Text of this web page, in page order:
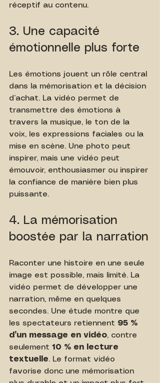
réceptif au contenu.
3. Une capacité
émotionnelle plus forte
Les émotions jouent un rôle central
dans la mémorisation et la décision
d’achat. La vidéo permet de
transmettre des émotions à
travers la musique, le ton de la
voix, les expressions faciales ou la
mise en scène. Une photo peut
inspirer, mais une vidéo peut
émouvoir, enthousiasmer ou inspirer
la confiance de manière bien plus
puissante.
4. La mémorisation
boostée par la narration
Raconter une histoire en une seule
image est possible, mais limité. La
vidéo permet de développer une
narration, même en quelques
secondes. Une étude montre que
les spectateurs retiennent 95 %
d’un message en vidéo, contre
seulement 10 % en lecture
textuelle. Le format vidéo
favorise donc une mémorisation